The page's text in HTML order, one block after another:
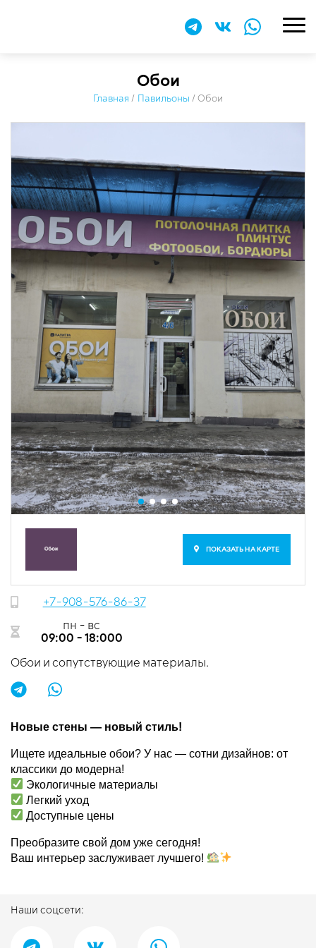
Обои
Главная / Павильоны /Обои
ПОКАЗАТЬ НА КАРТЕ
+7-908-576-86-37
пн - вс
09:00 - 18:000
Обои и сопутствующие материалы.
Новые стены — новый стиль!
Ищете идеальные обои? У нас — сотни дизайнов: от
классики до модерна!
Экологичные материалы
Легкий уход
Доступные цены
Преобразите свой дом уже сегодня!
Ваш интерьер заслуживает лучшего!
Наши соцсети: